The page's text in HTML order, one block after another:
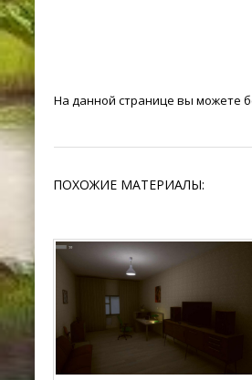
На данной странице вы можете
ПОХОЖИЕ МАТЕРИАЛЫ: